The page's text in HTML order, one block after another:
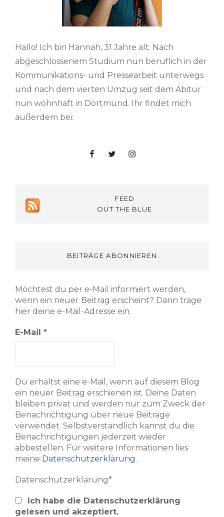
Hallo! Ich bin Hannah, 31 Jahre alt. Nach
abgeschlossenem Studium nun beruflich in der
Kommunikations- und Pressearbeit unterwegs
und nach dem vierten Umzug seit dem Abitur
nun wohnhaft in Dortmund. Ihr findet mich
außerdem bei:
FacebookTwitterInsta
FEED
OUT THE BLUE
BEITRÄGE ABONNIEREN
Möchtest du per e-Mail informiert werden,
wenn ein neuer Beitrag erscheint? Dann trage
hier deine e-Mail-Adresse ein.
E-Mail *
Du erhältst eine e-Mail, wenn auf diesem Blog
ein neuer Beitrag erschienen ist. Deine Daten
bleiben privat und werden nur zum Zweck der
Benachrichtigung über neue Beiträge
verwendet. Selbstverständlich kannst du die
Benachrichtigungen jederzeit wieder
abbestellen. Für weitere Informationen lies
meine Datenschutzerklärung.
Datenschutzerklärung*
Ich habe die Datenschutzerklärung
gelesen und akzeptiert.